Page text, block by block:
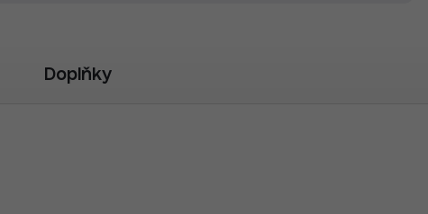
Doplňky